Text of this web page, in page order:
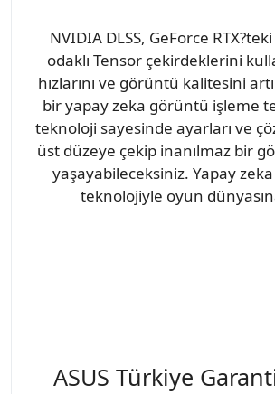
NVIDIA DLSS, GeForce
odaklı Tensor çekirdeklerini
hızlarını ve görüntü kalitesini
bir yapay zeka görüntü işleme
teknoloji sayesinde ayarları ve
üst düzeye çekip inanılmaz bir
yaşayabileceksiniz. Yapay
teknolojiyle oyun
ASUS Türkiye